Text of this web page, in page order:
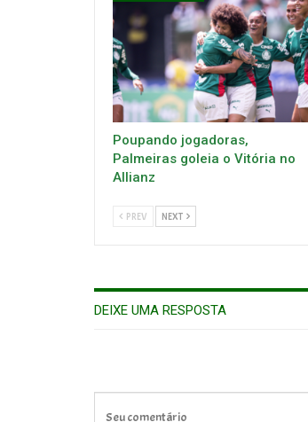
Poupando jogadoras,
Palmeiras goleia o Vitória no
Allianz
PREV NEXT
DEIXE UMA RESPOSTA